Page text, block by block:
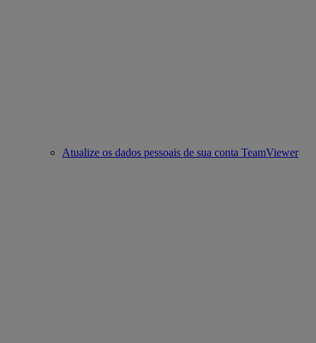
Atualize os dados pessoais de sua conta TeamViewer